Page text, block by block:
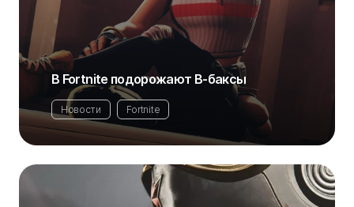
В Fortnite подорожают В-баксы
Новости Fortnite